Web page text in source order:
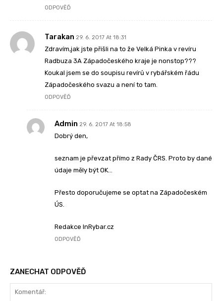
ODPOVĚĎ
Tarakan 29. 6. 2017 At 18:31
Zdravím,jak jste přišli na to že Velká Pinka v revíru
Radbuza 3A Západočeského kraje je nonstop???
Koukal jsem se do soupisu revírů v rybářském řádu
Západočeského svazu a není to tam.
ODPOVĚĎ
Admin 29. 6. 2017 At 18:58
Dobrý den,
seznam je převzat přímo z Rady ČRS. Proto by dané
údaje měly být OK…
Přesto doporučujeme se optat na Západočeském
ÚS.
Redakce InRybar.cz
ODPOVĚĎ
ZANECHAT ODPOVĚĎ